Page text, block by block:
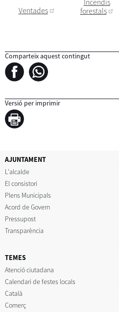
Ventades
Incendis
forestals
Comparteix aquest contingut
Versió per imprimir
AJUNTAMENT
L'alcalde
El consistori
Plens Municipals
Acord de Govern
Pressupost
Transparència
TEMES
Atenció ciutadana
Calendari de festes locals
Català
Comerç